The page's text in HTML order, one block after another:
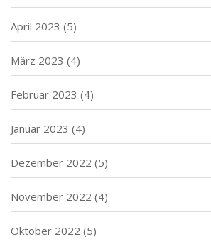
April 2023 (5)
März 2023 (4)
Februar 2023 (4)
Januar 2023 (4)
Dezember 2022 (5)
November 2022 (4)
Oktober 2022 (5)